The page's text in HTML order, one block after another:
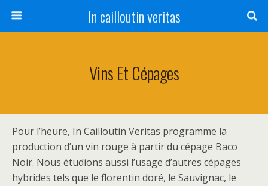
In cailloutin veritas
Vins Et Cépages
Pour l’heure, In Cailloutin Veritas programme la
production d’un vin rouge à partir du cépage Baco
Noir. Nous étudions aussi l’usage d’autres cépages
hybrides tels que le florentin doré, le Sauvignac, le